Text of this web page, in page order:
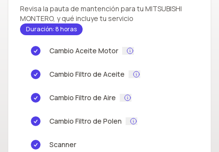
Revisa la pauta de mantención para tu MITSUBISHI
MONTERO, y qué incluye tu servicio
Duración: 8 horas
Cambio Aceite Motor
Cambio Filtro de Aceite
Cambio Filtro de Aire
Cambio Filtro de Polen
Scanner